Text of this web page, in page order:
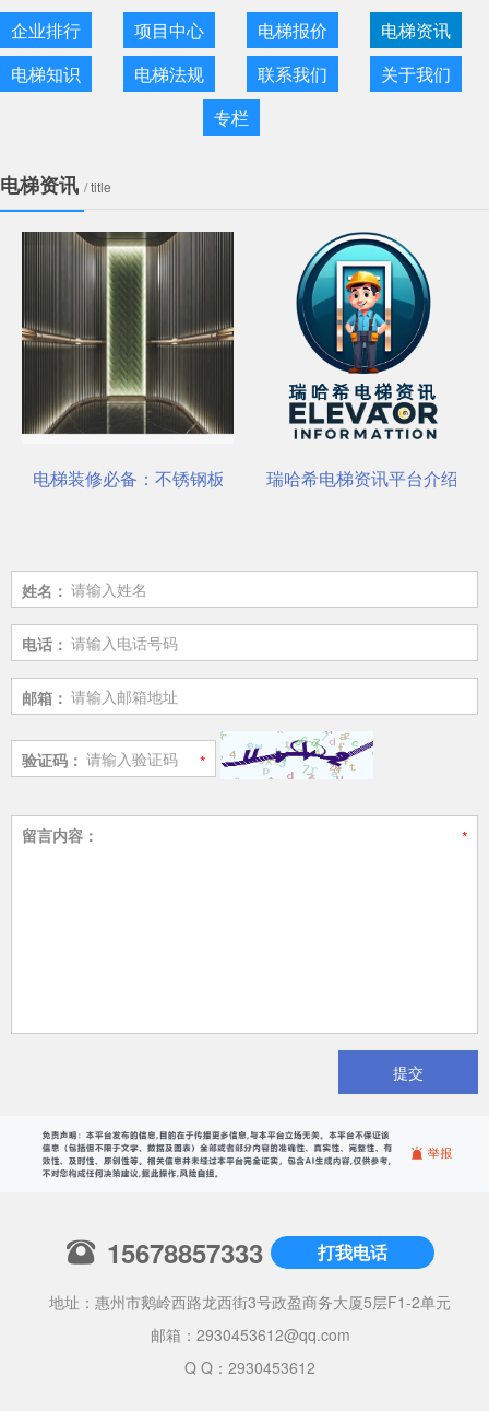
企业排行 项目中心 电梯报价
电梯资讯
电梯知识
电梯法规 联系我们
关于我们
专栏
电梯资讯 / title
一站式选材中心 | 电梯装饰
电梯装修必备：不锈钢板安装与养护要点瑞哈希电梯资讯平台介绍
姓名：
电话：
邮箱：
验证码：
留言内容：
提交
15678857333 打我电话
地址：惠州市鹅岭西路龙西街3号政盈商务大厦5层F1-2单元
邮箱： 2930453612@qq.com
Q Q：2930453612